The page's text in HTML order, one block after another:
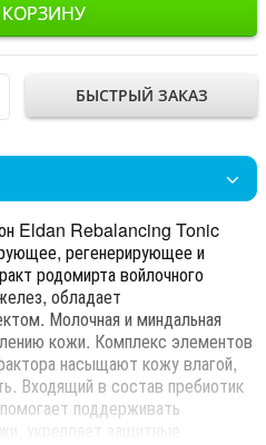
КОРЗИНУ
БЫСТРЫЙ ЗАКАЗ
Eldan Rebalancing Tonic
регенерирующее и
родомирта войлочного
обладает
Молочная и миндальная
кожи. Комплекс элементов
насыщают кожу влагой,
Входящий в состав пребиотик
поддерживать
укрепляет защитные